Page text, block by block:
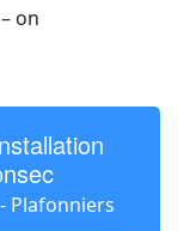
on
Plafonniers